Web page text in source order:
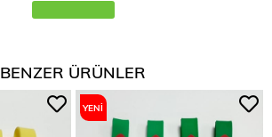
BENZER ÜRÜNLER
YENI